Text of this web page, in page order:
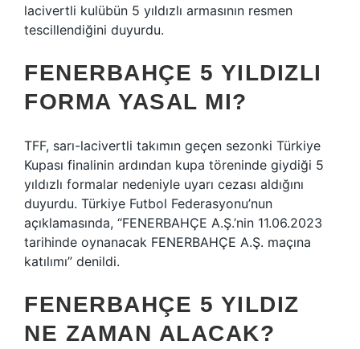
lacivertli kulübün 5 yıldızlı armasının resmen
tescillendiğini duyurdu.
FENERBAHÇE 5 YILDIZLI
FORMA YASAL MI?
TFF, sarı-lacivertli takımın geçen sezonki Türkiye
Kupası finalinin ardından kupa töreninde giydiği 5
yıldızlı formalar nedeniyle uyarı cezası aldığını
duyurdu. Türkiye Futbol Federasyonu’nun
açıklamasında, “FENERBAHÇE A.Ş.’nin 11.06.2023
tarihinde oynanacak FENERBAHÇE A.Ş. maçına
katılımı” denildi.
FENERBAHÇE 5 YILDIZ
NE ZAMAN ALACAK?